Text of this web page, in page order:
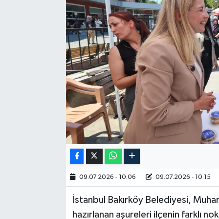
09.07.2026 - 10:06 09.07.2026 - 10:15
İstanbul Bakırköy Belediyesi,
hazırlanan aşureleri ilçenin farklı
RESMİ İLAN